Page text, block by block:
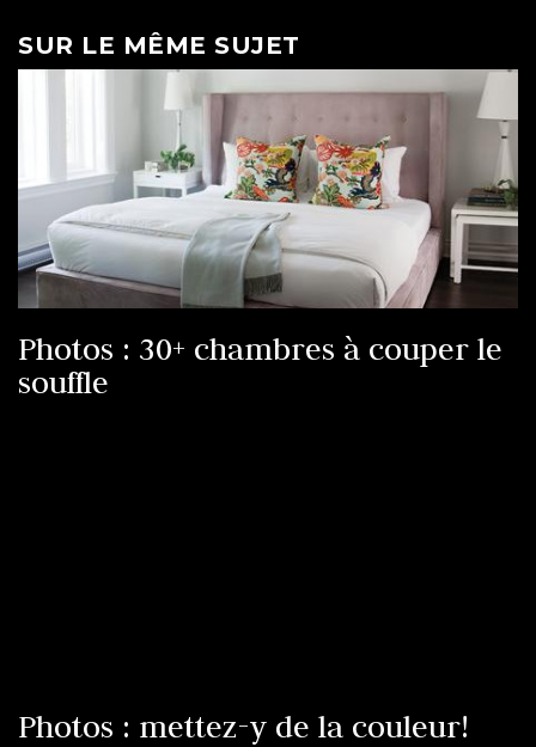
SUR LE MÊME SUJET
Photos : 30+ chambres à couper le
souffle
Photos : mettez-y de la couleur!